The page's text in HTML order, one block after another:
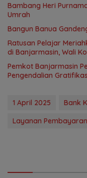
Bambang Heri
Umrah
Bangun Banua
Ratusan Pelajar
di Banjarmasin, Wali
Pemkot Banjarmasin
Pengendalian
1 April 2025
Bank
Layanan